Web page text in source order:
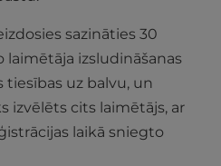
sazināties 30
laimētāja izsludināšanas
tiesības uz balvu, un
izvēlēts cits laimētājs, ar
laikā sniegto